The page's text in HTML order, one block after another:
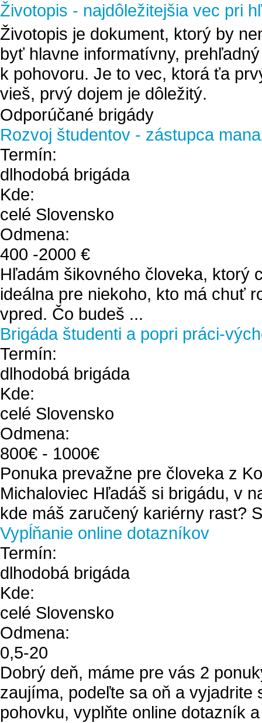
Životopis - najdôležitejšia vec pri
Životopis je dokument, ktorý by
byť hlavne informatívny,
k pohovoru. Je to vec, ktorá ťa
vieš, prvý dojem je dôležitý.
Odporúčané brigády
Rozvoj študentov - zástupca
Termín:
dlhodobá brigáda
Kde:
celé Slovensko
Odmena:
400 -2000 €
Hľadám šikovného človeka, ktorý
ideálna pre niekoho, kto má chuť
vpred. Čo budeš ...
Brigáda študenti a popri práci-
Termín:
dlhodobá brigáda
Kde:
celé Slovensko
Odmena:
800€ - 1000€
Ponuka prevažne pre človeka z
Michaloviec Hľadáš si brigádu, v
kde máš zaručený kariérny rast?
Vypĺňanie online dotazníkov
Termín:
dlhodobá brigáda
Kde:
celé Slovensko
Odmena:
0,5-20
Dobrý deň, máme pre vás 2
zaujíma, podeľte sa oň a vyjadrite
pohovku, vyplňte online dotazník